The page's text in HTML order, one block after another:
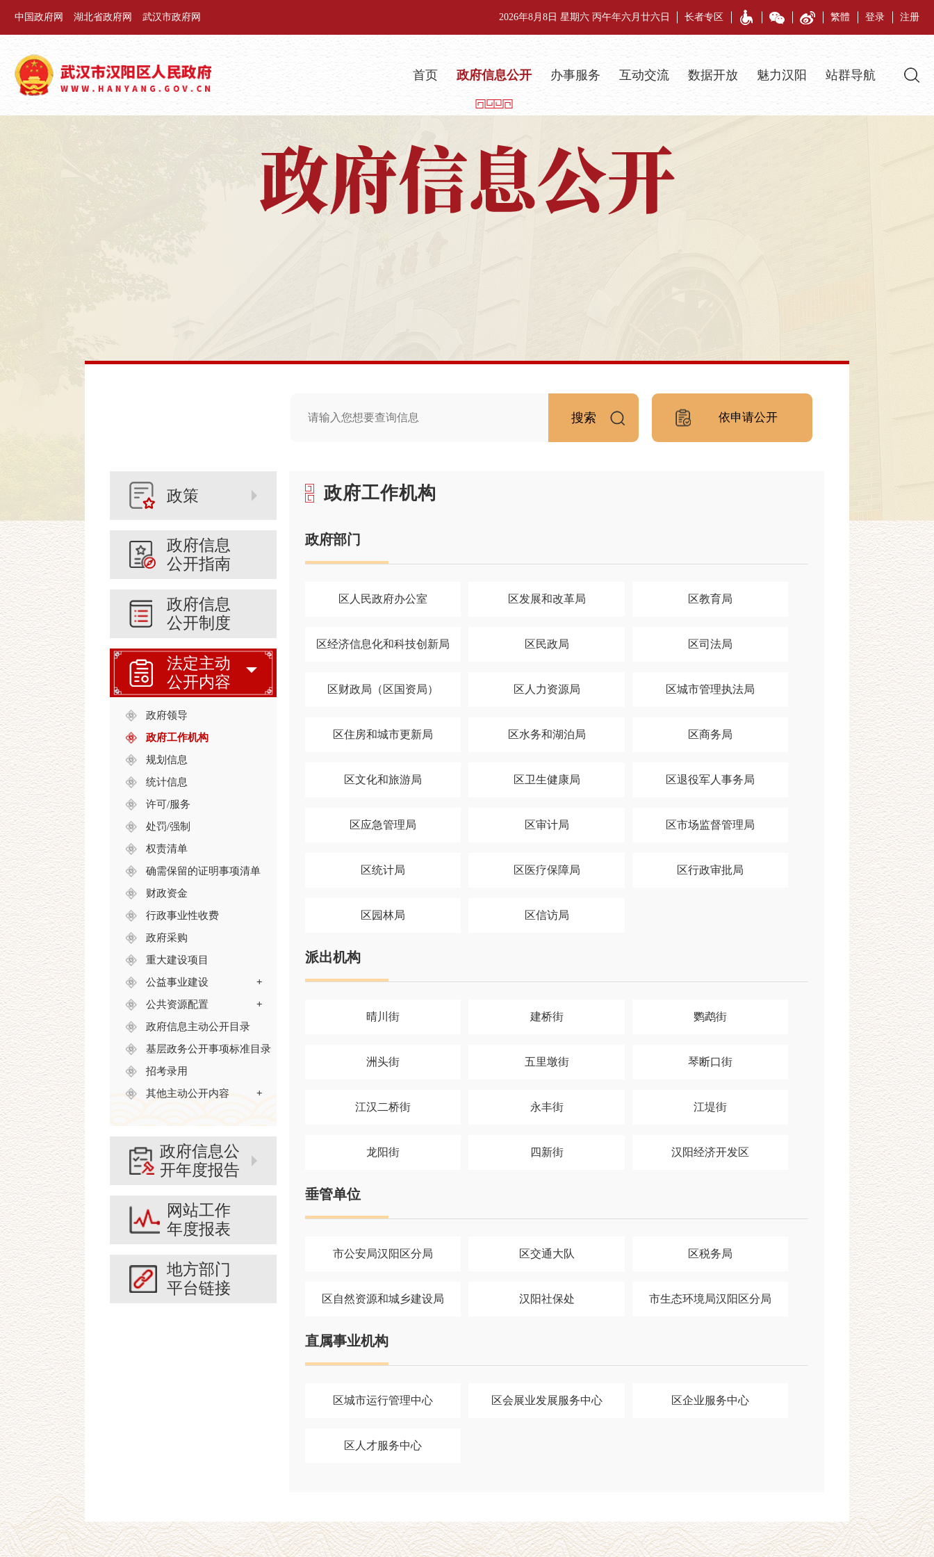
中国政府网 湖北省政府网 武汉市政府网 2026年8月8日 星期六 丙午年六月廿六日 长者专区 繁體 登录 注册
首页 政府信息公开 办事服务 互动交流 数据开放 魅力汉阳 站群导航
搜索 依申请公开
政策
政府信息
公开指南
政府信息
公开制度
法定主动
公开内容
政府领导
政府工作机构
规划信息
统计信息
许可/服务
处罚/强制
权责清单
确需保留的证明事项清单
财政资金
行政事业性收费
政府采购
重大建设项目
公益事业建设
+
公共资源配置
+
政府信息主动公开目录
基层政务公开事项标准目录
招考录用
其他主动公开内容
+
政府信息公
开年度报告
网站工作
年度报表
地方部门
平台链接
政府工作机构
政府部门
区人民政府办公室 区发展和改革局 区教育局
区经济信息化和科技创新局 区民政局 区司法局
区财政局（区国资局） 区人力资源局 区城市管理执法局
区住房和城市更新局 区水务和湖泊局 区商务局
区文化和旅游局 区卫生健康局 区退役军人事务局
区应急管理局 区审计局 区市场监督管理局
区统计局 区医疗保障局 区行政审批局
区园林局 区信访局
派出机构
晴川街 建桥街 鹦鹉街
洲头街 五里墩街 琴断口街
江汉二桥街 永丰街 江堤街
龙阳街 四新街 汉阳经济开发区
垂管单位
市公安局汉阳区分局 区交通大队 区税务局
区自然资源和城乡建设局 汉阳社保处 市生态环境局汉阳区分局
直属事业机构
区城市运行管理中心 区会展业发展服务中心 区企业服务中心
区人才服务中心